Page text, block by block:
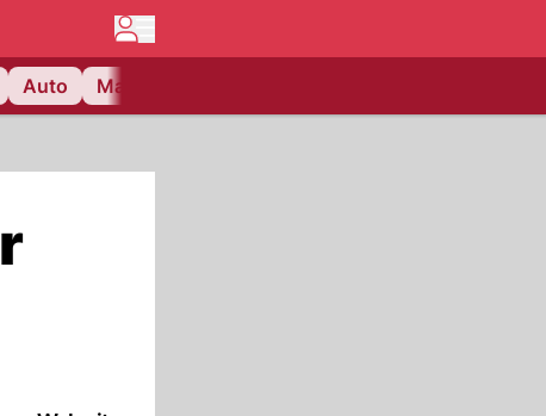
Auto Matchcenter